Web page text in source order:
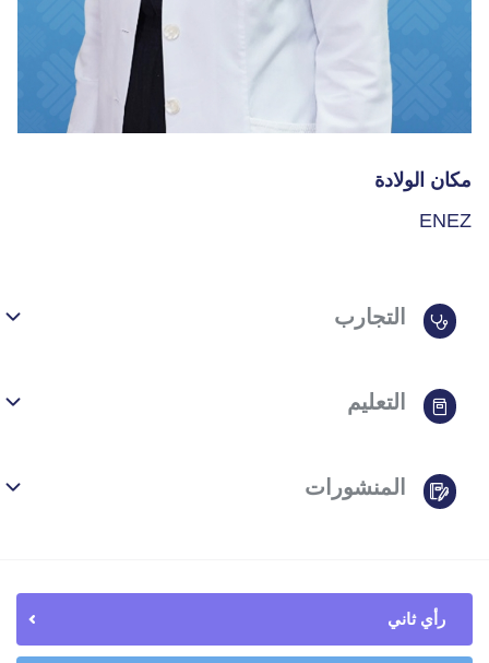
مكان الولادة
ENEZ
التجارب
التعليم
المنشورات
رأي ثاني